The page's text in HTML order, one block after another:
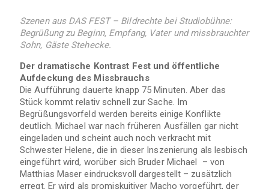
Szenen aus DAS FEST – Bildrechte bei Studiobühne:
Begrüßung zu Beginn, Empfang, Vater und missbrauchter
Sohn, Gäste Stehecke.
Der dramatische Kontrast Fest und öffentliche
Aufdeckung des Missbrauchs
Die Aufführung dauerte knapp 75 Minuten. Aber das
Stück kommt relativ schnell zur Sache. Im
Begrüßungsvorfeld werden bereits einige Konflikte
deutlich. Michael war nach früheren Ausfällen gar nicht
eingeladen und scheint auch noch verkracht mit
Schwester Helene, die in dieser Inszenierung als lesbisch
eingeführt wird, worüber sich Bruder Michael – von
Matthias Maser eindrucksvoll dargestellt – zusätzlich
erregt. Er wird als promiskuitiver Macho vorgeführt, der